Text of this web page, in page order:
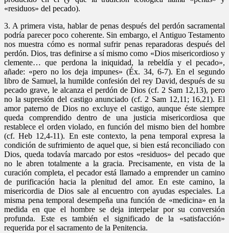
«residuos» del pecado).
3. A primera vista, hablar de penas después del perdón sacramental
podría parecer poco coherente. Sin embargo, el Antiguo Testamento
nos muestra cómo es normal sufrir penas reparadoras después del
perdón. Dios, tras definirse a sí mismo como «Dios misericordioso y
clemente… que perdona la iniquidad, la rebeldía y el pecado»,
añade: «pero no los deja impunes» (Éx. 34, 6-7). En el segundo
libro de Samuel, la humilde confesión del rey David, después de su
pecado grave, le alcanza el perdón de Dios (cf. 2 Sam 12,13), pero
no la supresión del castigo anunciado (cf. 2 Sam 12,11; 16,21). El
amor paterno de Dios no excluye el castigo, aunque éste siempre
queda comprendido dentro de una justicia misericordiosa que
restablece el orden violado, en función del mismo bien del hombre
(cf. Heb 12,4-11). En este contexto, la pena temporal expresa la
condición de sufrimiento de aquel que, si bien está reconciliado con
Dios, queda todavía marcado por estos «residuos» del pecado que
no le abren totalmente a la gracia. Precisamente, en vista de la
curación completa, el pecador está llamado a emprender un camino
de purificación hacia la plenitud del amor. En este camino, la
misericordia de Dios sale al encuentro con ayudas especiales. La
misma pena temporal desempeña una función de «medicina» en la
medida en que el hombre se deja interpelar por su conversión
profunda. Este es también el significado de la «satisfacción»
requerida por el sacramento de la Penitencia.